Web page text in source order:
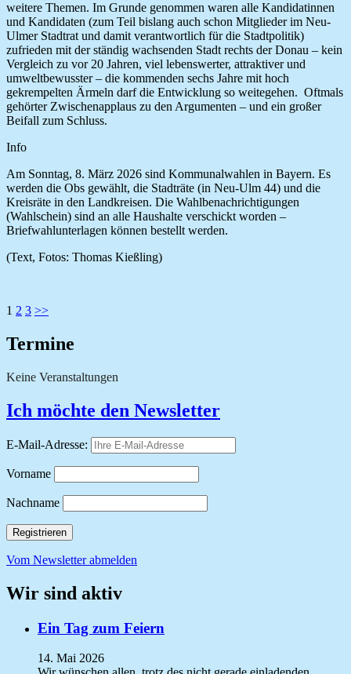
weitere Themen. Im Grunde genommen waren alle Kandidatinnen
und Kandidaten (zum Teil bislang auch schon Mitglieder im Neu-
Ulmer Stadtrat und damit verantwortlich für die Stadtpolitik)
zufrieden mit der ständig wachsenden Stadt rechts der Donau – kein
Vergleich zu vor 20 Jahren, viel lebenswerter, attraktiver und
umweltbewusster – die kommenden sechs Jahre mit hoch
gekrempelten Ärmeln darf die Entwicklung so weitegehen. Oftmals
gehörter Zwischenapplaus zu den Argumenten – und ein großer
Beifall zum Schluss.
Info
Am Sonntag, 8. März 2026 sind Kommunalwahlen in Bayern. Es
werden die Obs gewählt, die Stadträte (in Neu-Ulm 44) und die
Kreisräte in den Landkreisen. Die Wahlbenachrichtigungen
(Wahlschein) sind an alle Haushalte verschickt worden –
Briefwahlunterlagen können bestellt werden.
(Text, Fotos: Thomas Kießling)
Seitennummerierung
der
Beiträge
1 2 3 >>
Termine
Keine Veranstaltungen
Ich möchte den Newsletter
E-Mail-Adresse:
Vorname
Nachname
Vom Newsletter abmelden
Wir sind aktiv
Ein Tag zum Feiern
14. Mai 2026